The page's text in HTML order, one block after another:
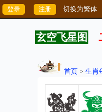
切换为繁体
玄空飞星图
首页 > 生肖